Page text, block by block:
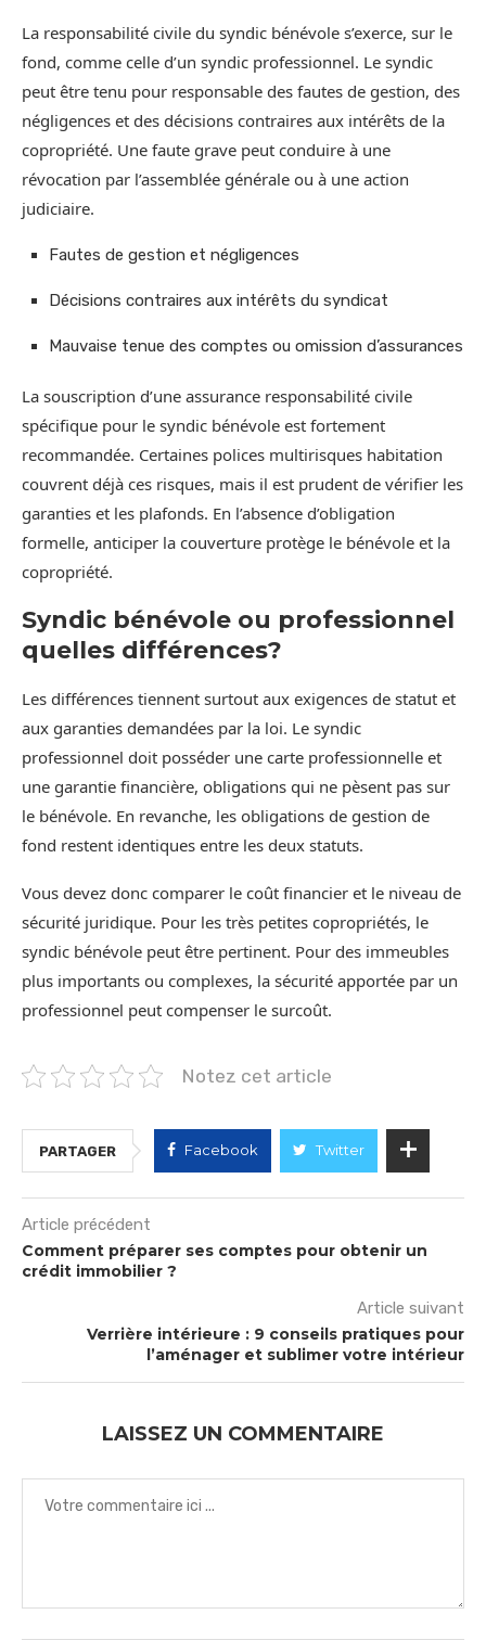
La responsabilité civile du syndic bénévole s’exerce, sur le
fond, comme celle d’un syndic professionnel. Le syndic
peut être tenu pour responsable des fautes de gestion, des
négligences et des décisions contraires aux intérêts de la
copropriété. Une faute grave peut conduire à une
révocation par l’assemblée générale ou à une action
judiciaire.
Fautes de gestion et négligences
Décisions contraires aux intérêts du syndicat
Mauvaise tenue des comptes ou omission d’assurances
La souscription d’une assurance responsabilité civile
spécifique pour le syndic bénévole est fortement
recommandée. Certaines polices multirisques habitation
couvrent déjà ces risques, mais il est prudent de vérifier les
garanties et les plafonds. En l’absence d’obligation
formelle, anticiper la couverture protège le bénévole et la
copropriété.
Syndic bénévole ou professionnel
quelles différences?
Les différences tiennent surtout aux exigences de statut et
aux garanties demandées par la loi. Le syndic
professionnel doit posséder une carte professionnelle et
une garantie financière, obligations qui ne pèsent pas sur
le bénévole. En revanche, les obligations de gestion de
fond restent identiques entre les deux statuts.
Vous devez donc comparer le coût financier et le niveau de
sécurité juridique. Pour les très petites copropriétés, le
syndic bénévole peut être pertinent. Pour des immeubles
plus importants ou complexes, la sécurité apportée par un
professionnel peut compenser le surcoût.
Notez cet article
PARTAGER Facebook Twitter
Article précédent
Comment préparer ses comptes pour obtenir un
crédit immobilier ?
Article suivant
Verrière intérieure : 9 conseils pratiques pour
l’aménager et sublimer votre intérieur
LAISSEZ UN COMMENTAIRE